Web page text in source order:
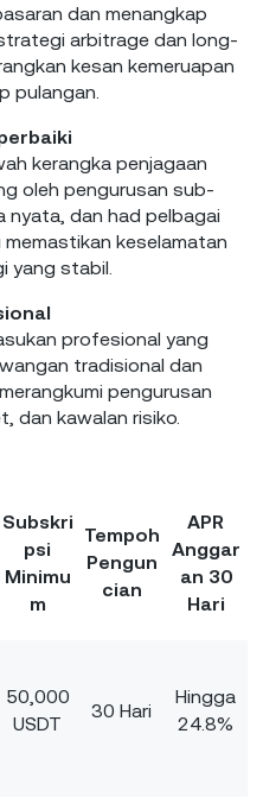
dan menangkap
arbitrage dan long-
kesan kemeruapan
pulangan.
kerangka penjagaan
oleh pengurusan sub-
nyata, dan had pelbagai
keselamatan
yang stabil.
profesional yang
tradisional dan
pengurusan
dan kawalan risiko.
Subskri
psi
Minimu
m
Tempoh
Pengun
cian
APR
Anggar
an 30
Hari
50,000
USDT
30 Hari
Hingga
24.8%